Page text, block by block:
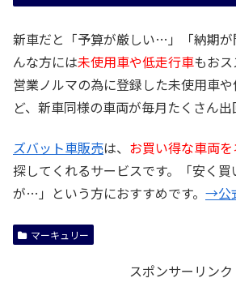
新車だと「予算が厳しい…」「納期
んな方には未使用車や低走行車もお
営業ノルマの為に登録した未使用車
ど、新車同様の車両が毎月たくさん出
ズバット車販売は、 お買い得な車両
探してくれるサービスです。「安く
が…」という方におすすめです。 →公
マーキュリー
スポンサーリンク